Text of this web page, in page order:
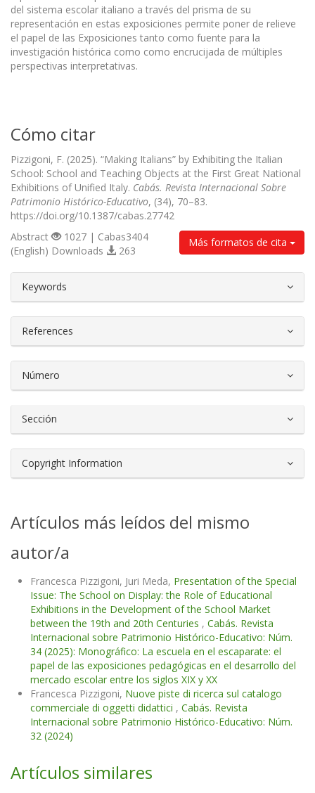
del sistema escolar italiano a través del prisma de su
representación en estas exposiciones permite poner de relieve
el papel de las Exposiciones tanto como fuente para la
investigación histórica como como encrucijada de múltiples
perspectivas interpretativas.
Cómo citar
Pizzigoni, F. (2025). “Making Italians” by Exhibiting the Italian
School: School and Teaching Objects at the First Great National
Exhibitions of Unified Italy. Cabás. Revista Internacional Sobre
Patrimonio Histórico-Educativo, (34), 70–83.
https://doi.org/10.1387/cabas.27742
Más formatos de cita
Abstract
1027 | Cabas3404
(English) Downloads
263
Keywords
References
Número
Sección
Copyright Information
Artículos más leídos del mismo
autor/a
Francesca Pizzigoni, Juri Meda, Presentation of the Special
Issue: The School on Display: the Role of Educational
Exhibitions in the Development of the School Market
between the 19th and 20th Centuries , Cabás. Revista
Internacional sobre Patrimonio Histórico-Educativo: Núm.
34 (2025): Monográfico: La escuela en el escaparate: el
papel de las exposiciones pedagógicas en el desarrollo del
mercado escolar entre los siglos XIX y XX
Francesca Pizzigoni, Nuove piste di ricerca sul catalogo
commerciale di oggetti didattici , Cabás. Revista
Internacional sobre Patrimonio Histórico-Educativo: Núm.
32 (2024)
Artículos similares